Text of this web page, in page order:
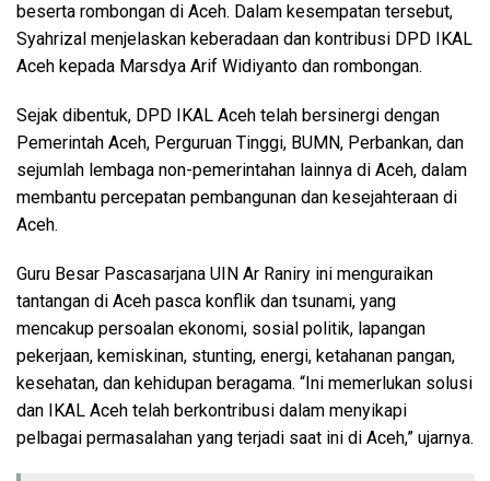
beserta rombongan di Aceh. Dalam kesempatan tersebut,
Syahrizal menjelaskan keberadaan dan kontribusi DPD IKAL
Aceh kepada Marsdya Arif Widiyanto dan rombongan.
Sejak dibentuk, DPD IKAL Aceh telah bersinergi dengan
Pemerintah Aceh, Perguruan Tinggi, BUMN, Perbankan, dan
sejumlah lembaga non-pemerintahan lainnya di Aceh, dalam
membantu percepatan pembangunan dan kesejahteraan di
Aceh.
Guru Besar Pascasarjana UIN Ar Raniry ini menguraikan
tantangan di Aceh pasca konflik dan tsunami, yang
mencakup persoalan ekonomi, sosial politik, lapangan
pekerjaan, kemiskinan, stunting, energi, ketahanan pangan,
kesehatan, dan kehidupan beragama. “Ini memerlukan solusi
dan IKAL Aceh telah berkontribusi dalam menyikapi
pelbagai permasalahan yang terjadi saat ini di Aceh,” ujarnya.